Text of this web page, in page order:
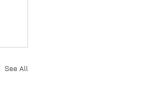
See All